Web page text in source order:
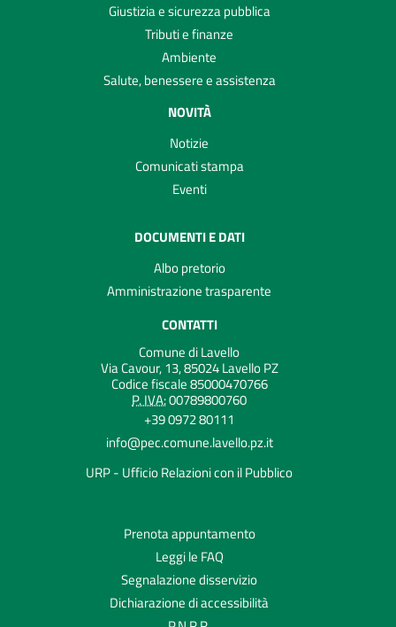
Giustizia e sicurezza pubblica
Tributi e finanze
Ambiente
Salute, benessere e assistenza
NOVITÀ
Notizie
Comunicati stampa
Eventi
DOCUMENTI E DATI
Albo pretorio
Amministrazione trasparente
CONTATTI
Comune di Lavello
Via Cavour, 13, 85024 Lavello PZ
Codice fiscale 85000470766
P. IVA:00789800760
+39 0972 80111
info@pec.comune.lavello.pz.it
URP - Ufficio Relazioni con il Pubblico
Prenota appuntamento
Leggi le FAQ
Segnalazione disservizio
Dichiarazione di accessibilità